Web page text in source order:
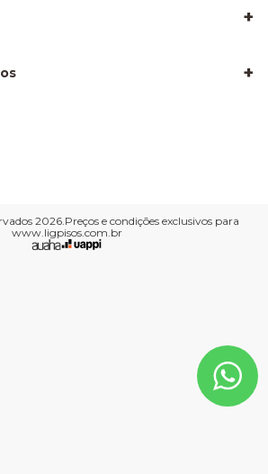
do seu Piso
laminado
+
+
2026.Preços e condições exclusivos para
www.ligpisos.com.br